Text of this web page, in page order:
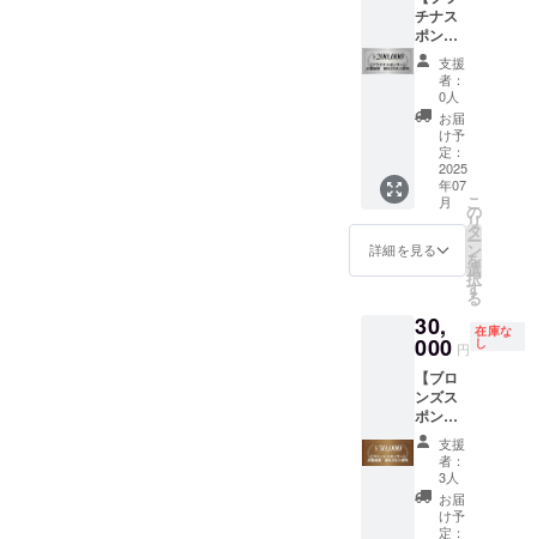
※万が一
当日
キャン
セルさ
れた場
合もご
返金で
きませ
ん。 ＜
協賛企
業名に
ついて
＞ ・ご
欄に記
入して
くださ
い。 ・
公序良
俗に反
する場
合や、
青少年
の育成
に反す
にてご
案内し
ます。
ンプル
やパン
フレッ
トを配
布させ
ていた
だきま
す。 PR
メール
を１回
配信い
たしま
す。 ・
場所:シ
ティ
＆ギャ
ラリー
五反田
・住
所：東
京都品
川区西
五反田
8-4-
13 五
反田JP
ビル
チナス
ポン
サー】
企業協
賛 御
社20名
ご招待
イベン
ト時に
協賛企
業様と
してス
ライド
で紹介
させて
きま
す。 イ
ベント
当日に
商品サ
ンプル
やパン
フレッ
トを配
布させ
ていた
だきま
支援
者：
0人
お届
け予
定：
2025
年07
月
詳細を見る
こ
の
リ
タ
ー
ン
を
選
択
す
る
30,
000 円
在庫な
し
【ブロ
ンズス
ポン
サー】
企業協
賛 御
社2名ご
招待 イ
ベント
支援
者：
3人
お届
け予
定：